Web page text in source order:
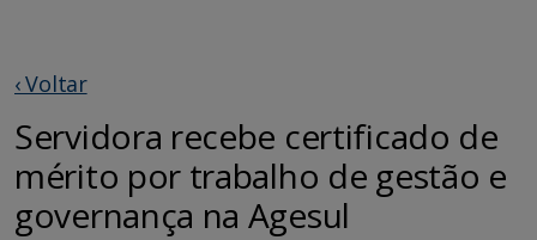
‹ Voltar
Servidora recebe certificado de
mérito por trabalho de gestão e
governança na Agesul